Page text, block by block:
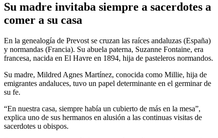
Su madre invitaba siempre a sacerdotes a
comer a su casa
En la genealogía de Prevost se cruzan las raíces andaluzas (España)
y normandas (Francia). Su abuela paterna, Suzanne Fontaine, era
francesa, nacida en El Havre en 1894, hija de pasteleros normandos.
Su madre, Mildred Agnes Martínez, conocida como Millie, hija de
emigrantes andaluces, tuvo un papel determinante en el germinar de
su fe.
“En nuestra casa, siempre había un cubierto de más en la mesa”,
explica uno de sus hermanos en alusión a las continuas visitas de
sacerdotes u obispos.